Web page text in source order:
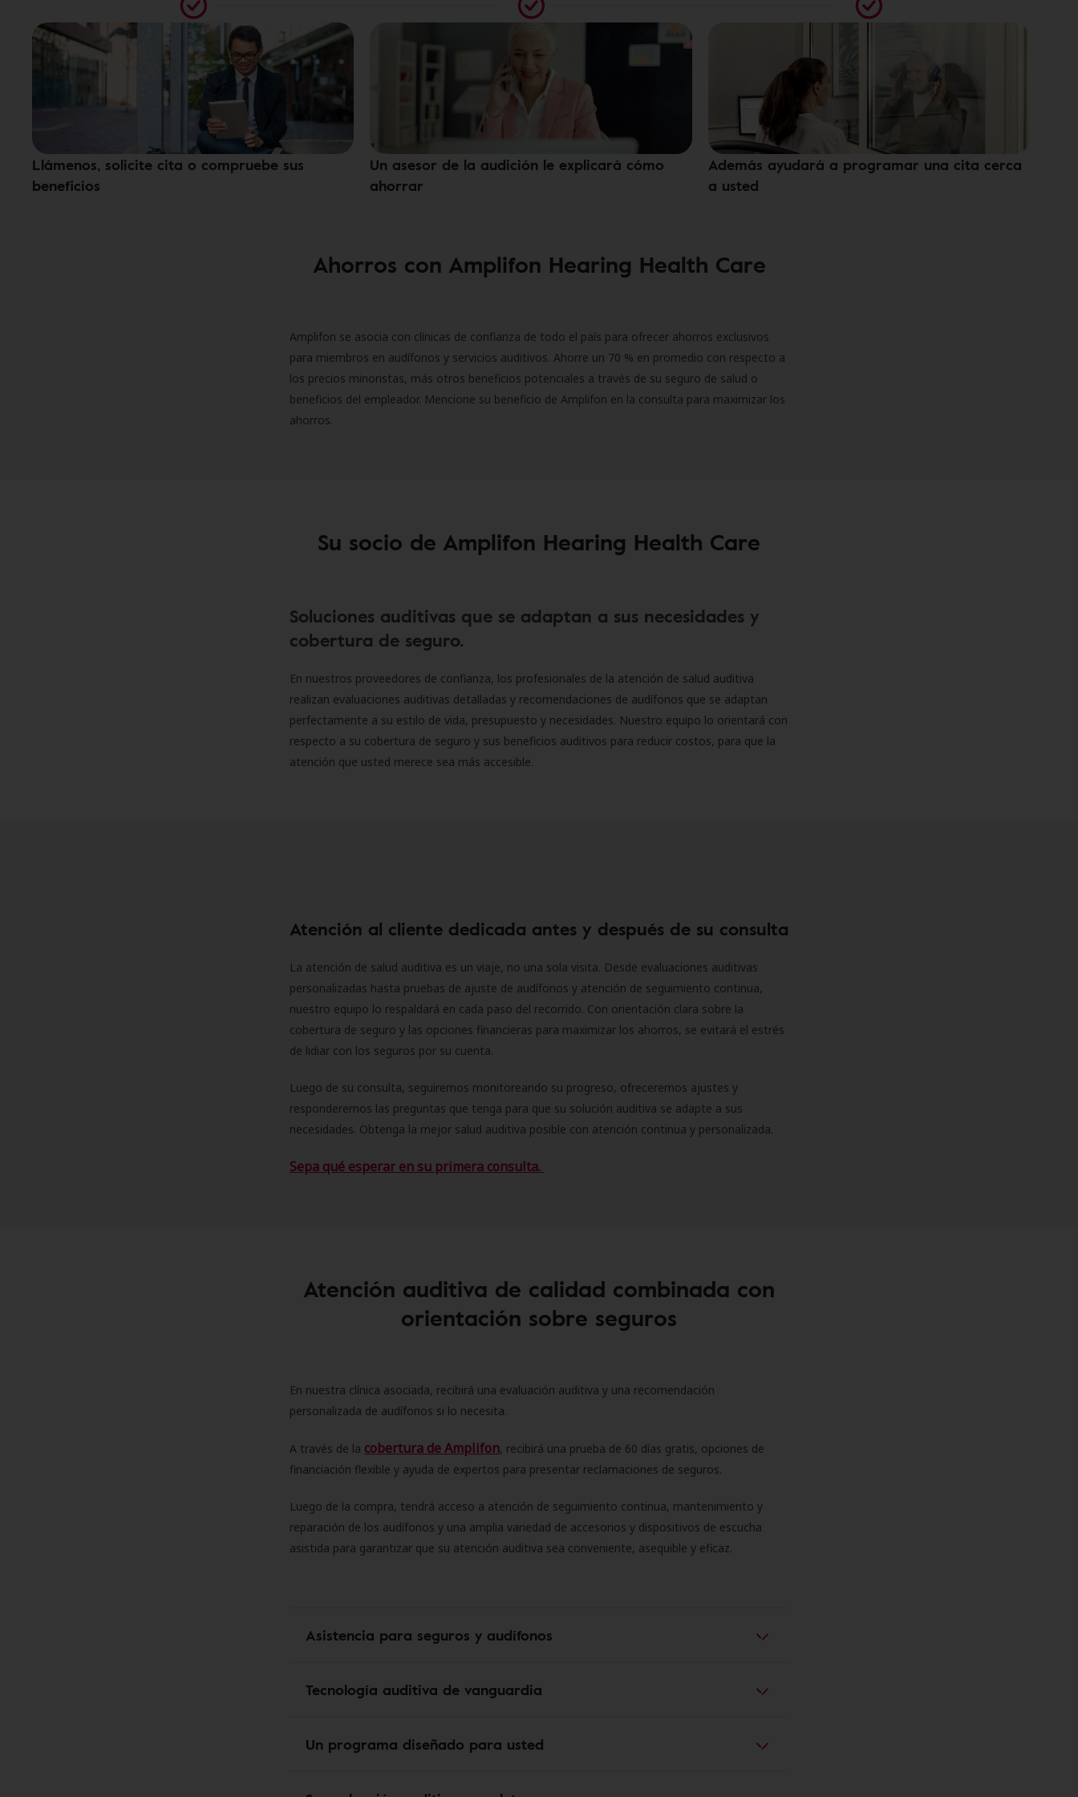
Llámenos, solicite cita o compruebe sus
beneficios
Un asesor de la audición le explicará cómo
ahorrar
Además ayudará a programar una cita cerca
a usted
Ahorros con Amplifon Hearing Health Care
Amplifon se asocia con clínicas de confianza de todo el país para ofrecer ahorros exclusivos
para miembros en audífonos y servicios auditivos. Ahorre un 70 % en promedio con respecto a
los precios minoristas, más otros beneficios potenciales a través de su seguro de salud o
beneficios del empleador. Mencione su beneficio de Amplifon en la consulta para maximizar los
ahorros.
Su socio de Amplifon Hearing Health Care
Soluciones auditivas que se adaptan a sus necesidades y
cobertura de seguro.
En nuestros proveedores de confianza, los profesionales de la atención de salud auditiva
realizan evaluaciones auditivas detalladas y recomendaciones de audífonos que se adaptan
perfectamente a su estilo de vida, presupuesto y necesidades. Nuestro equipo lo orientará con
respecto a su cobertura de seguro y sus beneficios auditivos para reducir costos, para que la
atención que usted merece sea más accesible.
Atención al cliente dedicada antes y después de su consulta
La atención de salud auditiva es un viaje, no una sola visita. Desde evaluaciones auditivas
personalizadas hasta pruebas de ajuste de audífonos y atención de seguimiento continua,
nuestro equipo lo respaldará en cada paso del recorrido. Con orientación clara sobre la
cobertura de seguro y las opciones financieras para maximizar los ahorros, se evitará el estrés
de lidiar con los seguros por su cuenta.
Luego de su consulta, seguiremos monitoreando su progreso, ofreceremos ajustes y
responderemos las preguntas que tenga para que su solución auditiva se adapte a sus
necesidades. Obtenga la mejor salud auditiva posible con atención continua y personalizada.
Sepa qué esperar en su primera consulta.
Atención auditiva de calidad combinada con
orientación sobre seguros
En nuestra clínica asociada, recibirá una evaluación auditiva y una recomendación
personalizada de audífonos si lo necesita.
A través de la cobertura de Amplifon, recibirá una prueba de 60 días gratis, opciones de
financiación flexible y ayuda de expertos para presentar reclamaciones de seguros.
Luego de la compra, tendrá acceso a atención de seguimiento continua, mantenimiento y
reparación de los audífonos y una amplia variedad de accesorios y dispositivos de escucha
asistida para garantizar que su atención auditiva sea conveniente, asequible y eficaz.
Asistencia para seguros y audífonos
Tecnología auditiva de vanguardia
Un programa diseñado para usted